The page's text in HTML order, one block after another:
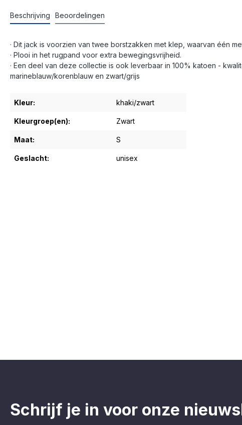
Beschrijving Beoordelingen
· Dit jack is voorzien van twee borstzakken met klep, waarvan één
· Plooi in het rugpand voor extra bewegingsvrijheid.
· Een deel van deze collectie is ook leverbaar in 100% katoen -
marineblauw/korenblauw en zwart/grijs
Kleur: khaki/zwart
Kleurgroep(en): Zwart
Maat: S
Geslacht: unisex
Schrijf je in voor onze